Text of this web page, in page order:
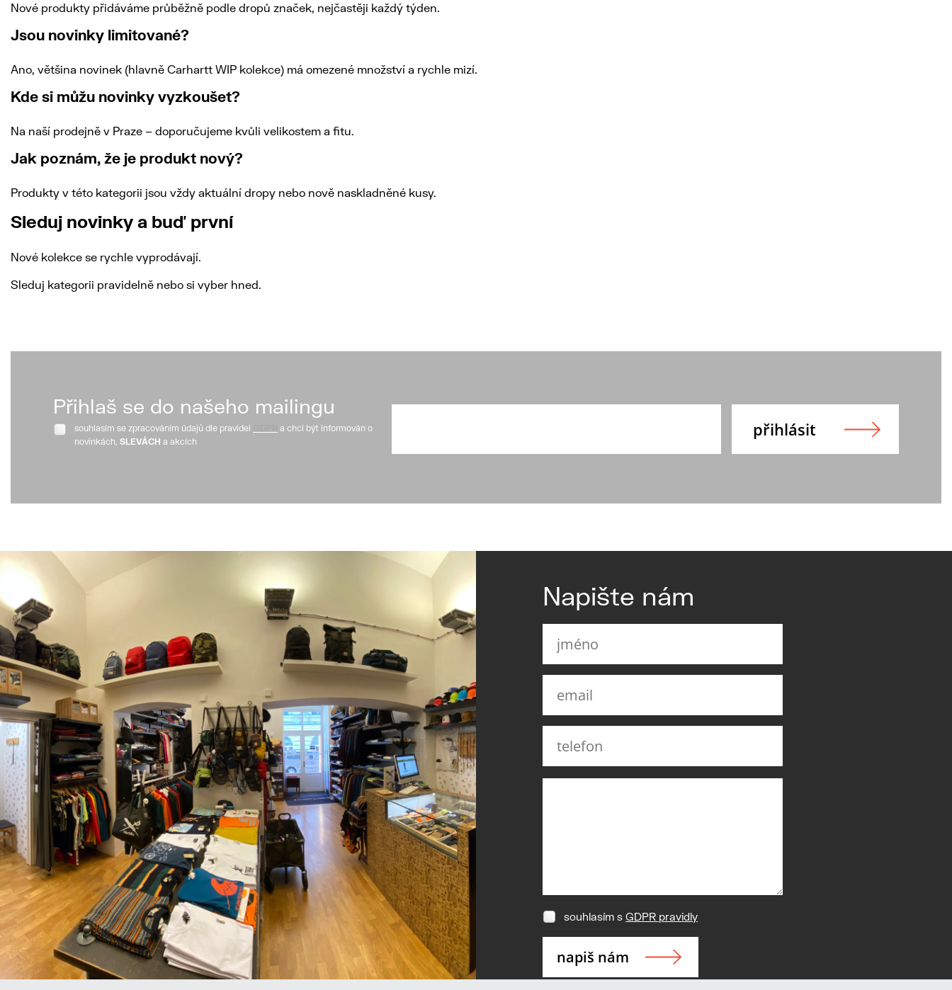
Nové produkty přidáváme průběžně podle dropů značek, nejčastěji každý týden.
Jsou novinky limitované?
Ano, většina novinek (hlavně Carhartt WIP kolekce) má omezené množství a rychle mizí.
Kde si můžu novinky vyzkoušet?
Na naší prodejně v Praze – doporučujeme kvůli velikostem a fitu.
Jak poznám, že je produkt nový?
Produkty v této kategorii jsou vždy aktuální dropy nebo nově naskladněné kusy.
Sleduj novinky a buď první
Nové kolekce se rychle vyprodávají.
Sleduj kategorii pravidelně nebo si vyber hned.
Přihlaš se do našeho mailingu
souhlasím se zpracováním údajů dle pravidel
a chci být informován o
novinkách, SLEVÁCH a akcích
Napište nám
souhlasím sGDPR pravidly